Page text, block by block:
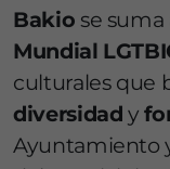
Bakio se suma
Mundial
culturales que
diversidad y
Ayuntamiento